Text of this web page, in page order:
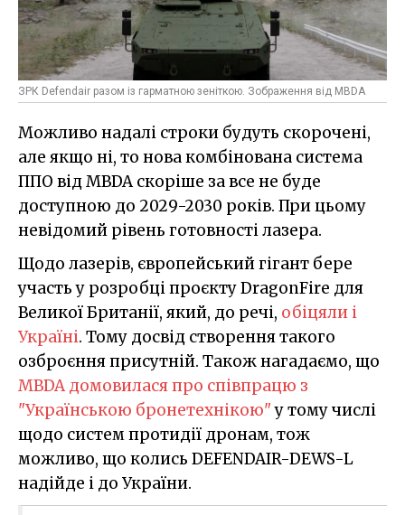
ЗРК Defendair разом із гарматною зеніткою. Зображення від MBDA
Можливо надалі строки будуть скорочені,
але якщо ні, то нова комбінована система
ППО від MBDA скоріше за все не буде
доступною до 2029-2030 років. При цьому
невідомий рівень готовності лазера.
Щодо лазерів, європейський гігант бере
участь у розробці проєкту DragonFire для
Великої Британії, який, до речі, обіцяли і
Україні. Тому досвід створення такого
озброєння присутній. Також нагадаємо, що
MBDA домовилася про співпрацю з
"Українською бронетехнікою"у тому числі
щодо систем протидії дронам, тож
можливо, що колись DEFENDAIR-DEWS-L
надійде і до України.